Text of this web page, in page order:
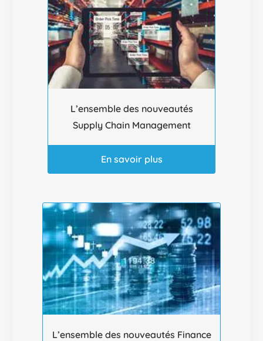
L’ensemble des nouveautés
Supply Chain Management
En savoir plus
L’ensemble des nouveautés Finance